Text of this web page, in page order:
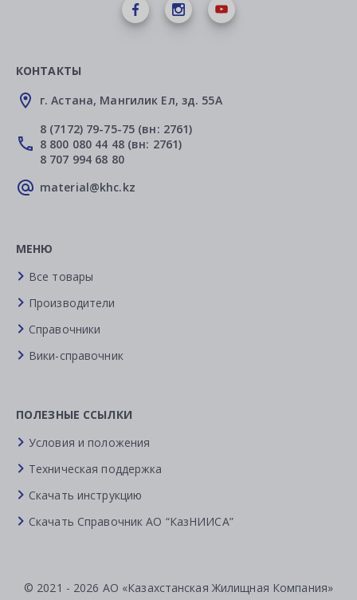
КОНТАКТЫ
г. Астана, Мангилик Ел, зд. 55А
8 (7172) 79-75-75 (вн: 2761)
8 800 080 44 48 (вн: 2761)
8 707 994 68 80
material@khc.kz
МЕНЮ
Все товары
Производители
Справочники
Вики-справочник
ПОЛЕЗНЫЕ ССЫЛКИ
Условия и положения
Техническая поддержка
Скачать инструкцию
Скачать Справочник АО “КазНИИСА”
© 2021 - 2026 АО «Казахстанская Жилищная Компания»